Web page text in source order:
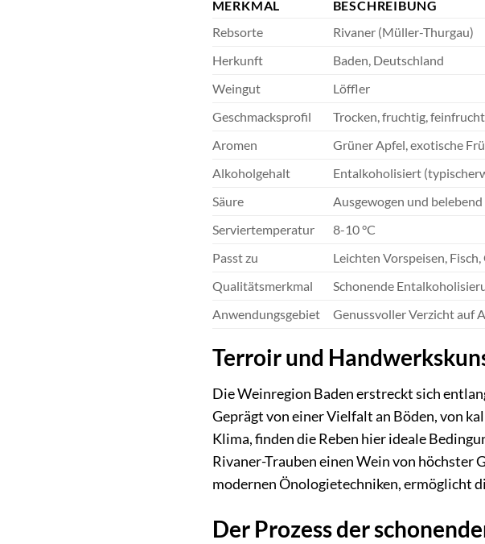
MERKMAL
BESCHREIBUNG
Rebsorte
Rivaner (Müller-Thurgau)
Herkunft
Baden, Deutschland
Weingut
Löffler
Geschmacksprofil
Trocken, fruchtig,
Aromen
Grüner Apfel, exotische
Alkoholgehalt
Entalkoholisiert
Säure
Ausgewogen und belebend
Serviertemperatur
8-10 °C
Passt zu
Leichten Vorspeisen,
Qualitätsmerkmal
Schonende
Anwendungsgebiet
Genussvoller Verzicht auf
Terroir und
Die Weinregion Baden erstreckt sich
Geprägt von einer Vielfalt an Böden, von
Klima, finden die Reben hier ideale
Rivaner-Trauben einen Wein von
modernen Önologietechniken, ermöglicht
Der Prozess der